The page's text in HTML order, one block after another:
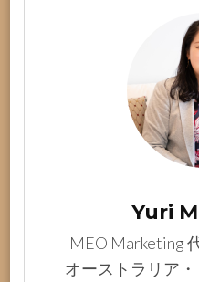
Yuri
MEO Marketing
オーストラリア・